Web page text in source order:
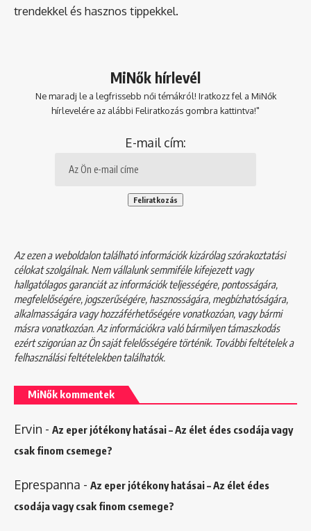
trendekkel és hasznos tippekkel.
MiNők hírlevél
Ne maradj le a legfrissebb női témákról! Iratkozz fel a MiNők
hírlevelére az alábbi Feliratkozás gombra kattintva!"
E-mail cím:
Az ezen a weboldalon található információk kizárólag szórakoztatási
célokat szolgálnak. Nem vállalunk semmiféle kifejezett vagy
hallgatólagos garanciát az információk teljességére, pontosságára,
megfelelőségére, jogszerűségére, hasznosságára, megbízhatóságára,
alkalmasságára vagy hozzáférhetőségére vonatkozóan, vagy bármi
másra vonatkozóan. Az információkra való bármilyen támaszkodás
ezért szigorúan az Ön saját felelősségére történik. További feltételek a
felhasználási feltételekbentalálhatók.
MiNők kommentek
Ervin - Az eper jótékony hatásai – Az élet édes csodája vagy
csak finom csemege?
Eprespanna - Az eper jótékony hatásai – Az élet édes
csodája vagy csak finom csemege?